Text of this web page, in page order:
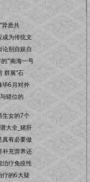
异质共
成为传统文
论别自娱自
"南海一号
群展“石
毕6月对外
错位的
生女的7个
大全_猪肝
真有必要做
补充营养还
治疗免疫性
疗的6大疑